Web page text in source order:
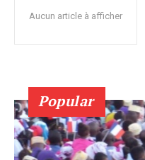
Aucun article à afficher
Popular